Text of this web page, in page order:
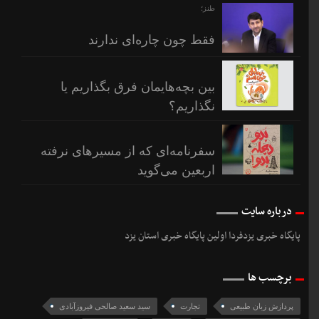
طنز؛
فقط چون چاره‌ای ندارند
بین بچه‌هایمان فرق بگذاریم یا
نگذاریم؟
سفرنامه‌ای که از مسیرهای نرفته
اربعین می‌گوید
درباره سایت
پایگاه خبری یزدفردا اولین پایگاه خبری استان یزد
برچسب ها
پردازش زبان طبیعی تجارت سید سعید صالحی فیروزآبادی